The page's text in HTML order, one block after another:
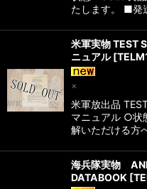
たします。 ■
米軍実物 TEST
ニュアル [
×
米軍放出品
マニュアル ○状
解いただける方
海兵隊実物
DATABOOK [